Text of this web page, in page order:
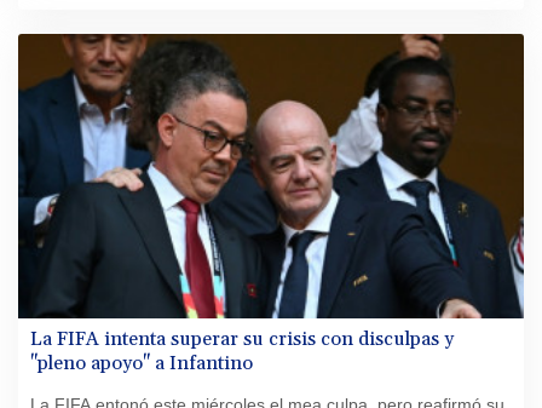
La FIFA intenta superar su crisis con disculpas y
"pleno apoyo" a Infantino